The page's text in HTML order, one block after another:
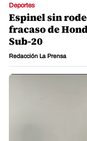
Deportes
Espinel sin
fracaso de
Sub-20
Redacción La Prensa